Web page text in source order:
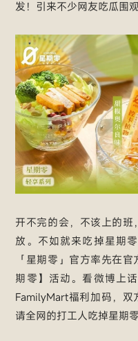
发！引来不少网友吃瓜围观
开不完的会，不该上的
放。不如就来吃掉星期
「星期零」官方率先在
期零】活动。看微博上
FamilyMart福利加码，双
请全网的打工人吃掉星期